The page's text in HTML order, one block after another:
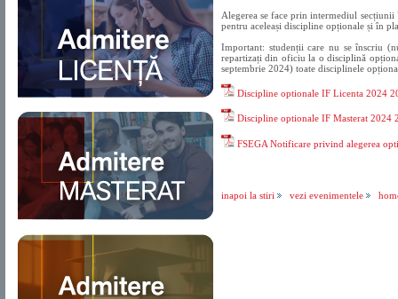
Alegerea se face prin intermediul
pentru aceleași discipline opționale și în
Important: studenții care nu se înscriu
repartizați din oficiu la o disciplină
septembrie 2024) toate disciplinele
Discipline optionale IF Licenta 2024
Discipline optionale IF Masterat 2024
FSEGA Notificare privind alegerea
inapoi la stiri vezi evenimentele